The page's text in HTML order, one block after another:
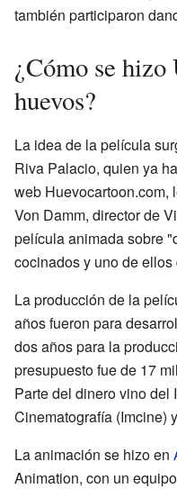
también participaron
¿Cómo se
huevos?
La idea de la película
Riva Palacio, quien ya
web Huevocartoon.com,
Von Damm, director de
película animada sobre
cocinados y uno de
La producción de la
años fueron para
dos años para la
presupuesto fue de 17
Parte del dinero vino del
Cinematografía (Imcine)
La animación se hizo en
Animation, con un